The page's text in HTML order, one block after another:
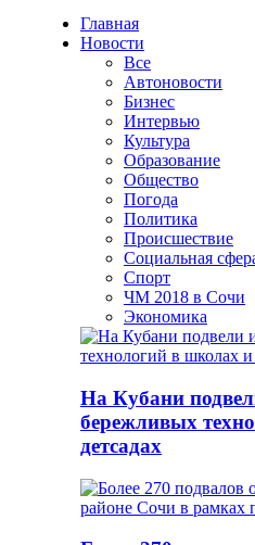
Главная
Новости
Все
Автоновости
Бизнес
Интервью
Культура
Образование
Общество
Погода
Политика
Происшествие
Социальная
Спорт
ЧМ 2018 в Сочи
Экономика
На Кубани
бережливых
детсадах